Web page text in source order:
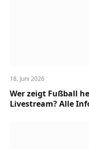
18. Juni 2026
Wer zeigt Fußball
Livestream? Alle